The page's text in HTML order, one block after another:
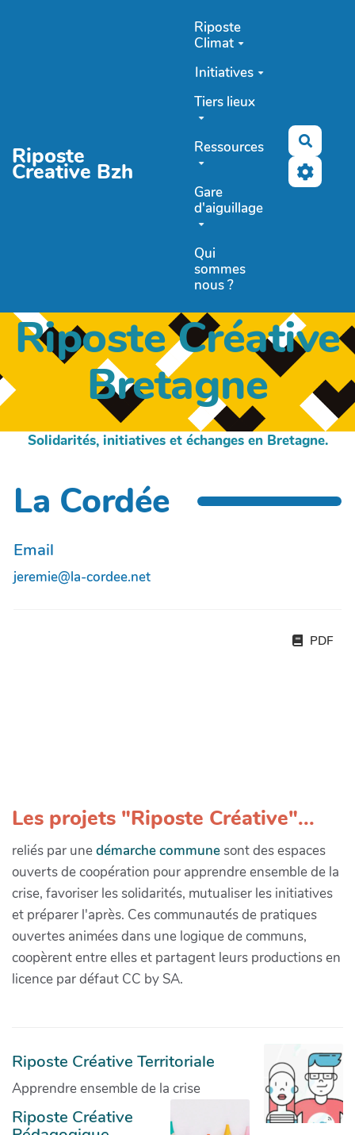
Riposte
Creative Bzh
Riposte
Climat
Initiatives
Tiers lieux
Ressources
Gare
d'aiguillage
Qui
sommes
nous ?
Riposte Créative
Bretagne
Solidarités, initiatives et échanges en Bretagne.
La Cordée
Email
jeremie@la-cordee.net
PDF